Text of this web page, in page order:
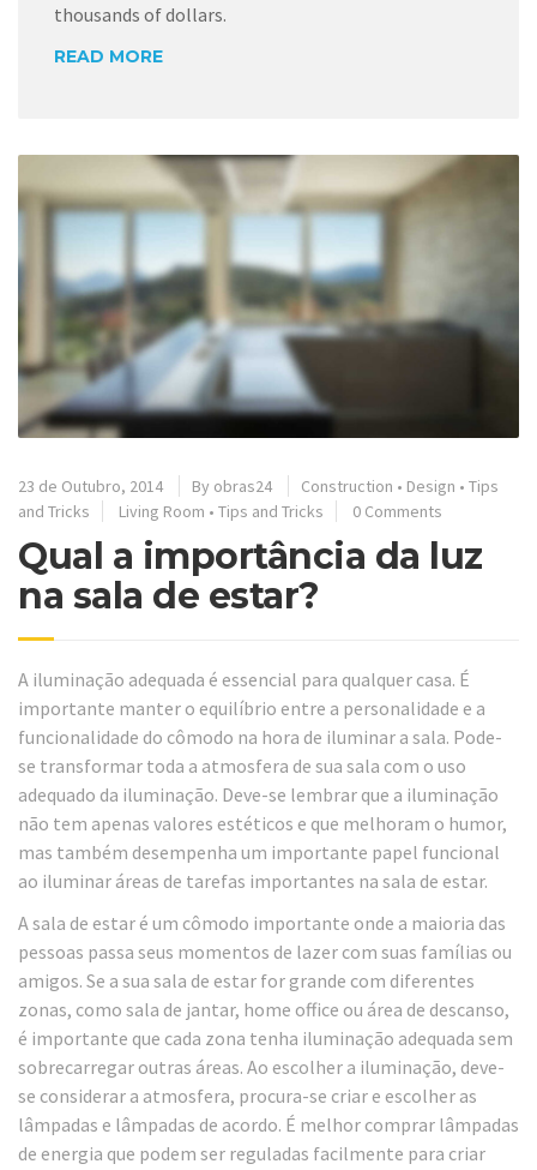
thousands of dollars.
READ MORE
23 de Outubro, 2014 By obras24 Construction • Design • Tips
and Tricks
Living Room • Tips and Tricks 0 Comments
Qual a importância da luz
na sala de estar?
A iluminação adequada é essencial para qualquer casa. É
importante manter o equilíbrio entre a personalidade e a
funcionalidade do cômodo na hora de iluminar a sala. Pode-
se transformar toda a atmosfera de sua sala com o uso
adequado da iluminação. Deve-se lembrar que a iluminação
não tem apenas valores estéticos e que melhoram o humor,
mas também desempenha um importante papel funcional
ao iluminar áreas de tarefas importantes na sala de estar.
A sala de estar é um cômodo importante onde a maioria das
pessoas passa seus momentos de lazer com suas famílias ou
amigos. Se a sua sala de estar for grande com diferentes
zonas, como sala de jantar, home office ou área de descanso,
é importante que cada zona tenha iluminação adequada sem
sobrecarregar outras áreas. Ao escolher a iluminação, deve-
se considerar a atmosfera, procura-se criar e escolher as
lâmpadas e lâmpadas de acordo. É melhor comprar lâmpadas
de energia que podem ser reguladas facilmente para criar